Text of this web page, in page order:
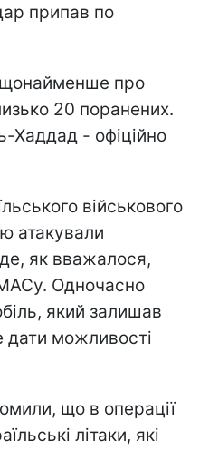
припав по
про
20 поранених.
Хаддад - офіційно
військового
атакували
як вважалося,
Одночасно
який залишав
дати можливості
що в операції
літаки, які